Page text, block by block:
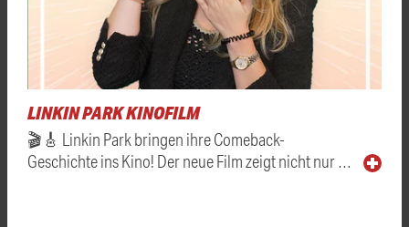
LINKIN PARK KINOFILM
🎬🎸 Linkin Park bringen ihre Comeback-
Geschichte ins Kino! Der neue Film zeigt nicht nur …